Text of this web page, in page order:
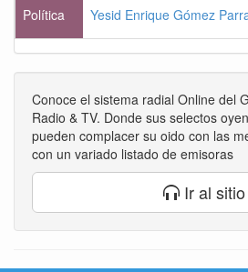
Política Yesid Enrique Gómez
Conoce el sistema radial Online del
Radio & TV. Donde sus selectos
pueden complacer su oido con las
con un variado listado de emisoras
Ir al sitio